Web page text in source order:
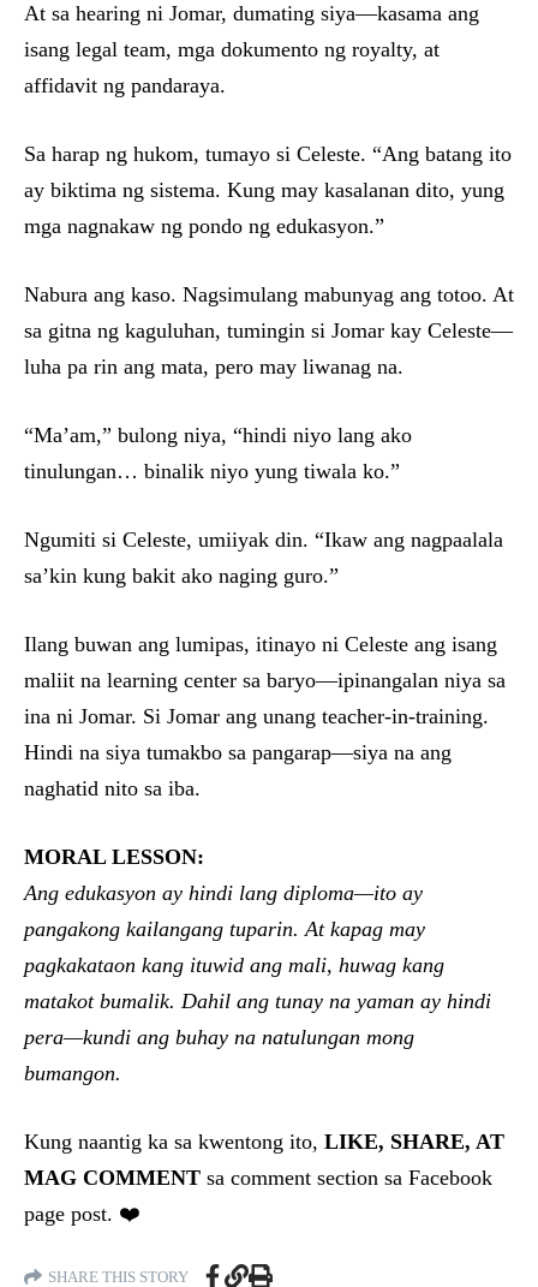
At sa hearing ni Jomar, dumating siya—kasama ang
isang legal team, mga dokumento ng royalty, at
affidavit ng pandaraya.
Sa harap ng hukom, tumayo si Celeste. “Ang batang ito
ay biktima ng sistema. Kung may kasalanan dito, yung
mga nagnakaw ng pondo ng edukasyon.”
Nabura ang kaso. Nagsimulang mabunyag ang totoo. At
sa gitna ng kaguluhan, tumingin si Jomar kay Celeste—
luha pa rin ang mata, pero may liwanag na.
“Ma’am,” bulong niya, “hindi niyo lang ako
tinulungan… binalik niyo yung tiwala ko.”
Ngumiti si Celeste, umiiyak din. “Ikaw ang nagpaalala
sa’kin kung bakit ako naging guro.”
Ilang buwan ang lumipas, itinayo ni Celeste ang isang
maliit na learning center sa baryo—ipinangalan niya sa
ina ni Jomar. Si Jomar ang unang teacher-in-training.
Hindi na siya tumakbo sa pangarap—siya na ang
naghatid nito sa iba.
MORAL LESSON:
Ang edukasyon ay hindi lang diploma—ito ay
pangakong kailangang tuparin. At kapag may
pagkakataon kang ituwid ang mali, huwag kang
matakot bumalik. Dahil ang tunay na yaman ay hindi
pera—kundi ang buhay na natulungan mong
bumangon.
Kung naantig ka sa kwentong ito, LIKE, SHARE, AT
MAG COMMENT sa comment section sa Facebook
page post. ❤️
SHARE THIS STORY